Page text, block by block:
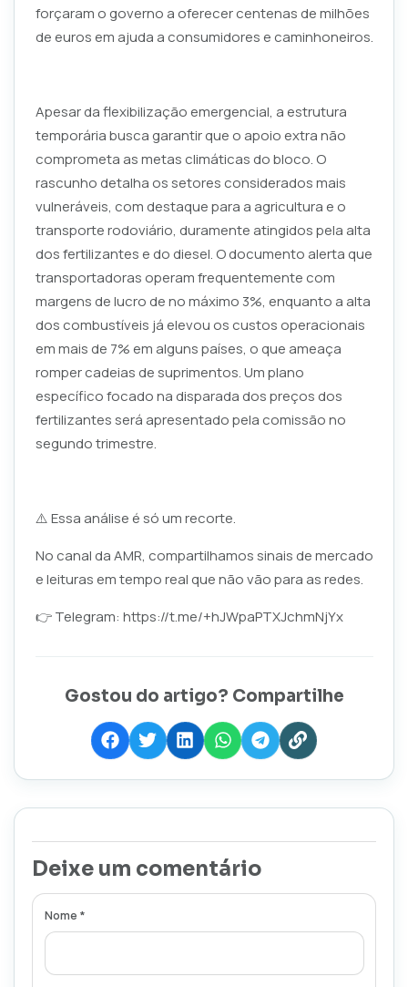
forçaram o governo a oferecer centenas de milhões
de euros em ajuda a consumidores e caminhoneiros.
Apesar da flexibilização emergencial, a estrutura
temporária busca garantir que o apoio extra não
comprometa as metas climáticas do bloco. O
rascunho detalha os setores considerados mais
vulneráveis, com destaque para a agricultura e o
transporte rodoviário, duramente atingidos pela alta
dos fertilizantes e do diesel. O documento alerta que
transportadoras operam frequentemente com
margens de lucro de no máximo 3%, enquanto a alta
dos combustíveis já elevou os custos operacionais
em mais de 7% em alguns países, o que ameaça
romper cadeias de suprimentos. Um plano
específico focado na disparada dos preços dos
fertilizantes será apresentado pela comissão no
segundo trimestre.
⚠️ Essa análise é só um recorte.
No canal da AMR, compartilhamos sinais de mercado
e leituras em tempo real que não vão para as redes.
👉 Telegram: https://t.me/+hJWpaPTXJchmNjYx
Gostou do artigo? Compartilhe
Deixe um comentário
Nome *